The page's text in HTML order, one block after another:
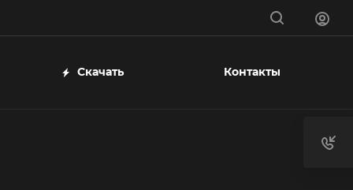
Скачать Контакты